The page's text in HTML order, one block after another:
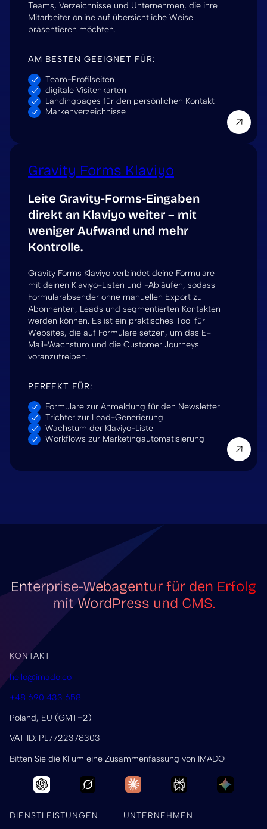
Teams, Verzeichnisse und Unternehmen, die ihre
Mitarbeiter online auf übersichtliche Weise
präsentieren möchten.
AM BESTEN GEEIGNET FÜR:
Team-Profilseiten
digitale Visitenkarten
Landingpages für den persönlichen Kontakt
Markenverzeichnisse
Gravity Forms Klaviyo
Leite Gravity-Forms-Eingaben
direkt an Klaviyo weiter – mit
weniger Aufwand und mehr
Kontrolle.
Gravity Forms Klaviyo verbindet deine Formulare
mit deinen Klaviyo-Listen und -Abläufen, sodass
Formularabsender ohne manuellen Export zu
Abonnenten, Leads und segmentierten Kontakten
werden können. Es ist ein praktisches Tool für
Websites, die auf Formulare setzen, um das E-
Mail-Wachstum und die Customer Journeys
voranzutreiben.
PERFEKT FÜR:
Formulare zur Anmeldung für den Newsletter
Trichter zur Lead-Generierung
Wachstum der Klaviyo-Liste
Workflows zur Marketingautomatisierung
Enterprise-Webagentur für den Erfolg
mit WordPress und CMS.
KONTAKT
hello@imado.co
+48 690 433 658
Poland, EU (GMT+2)
VAT ID: PL7722378303
Bitten Sie die KI um eine Zusammenfassung von IMADO
DIENSTLEISTUNGEN UNTERNEHMEN